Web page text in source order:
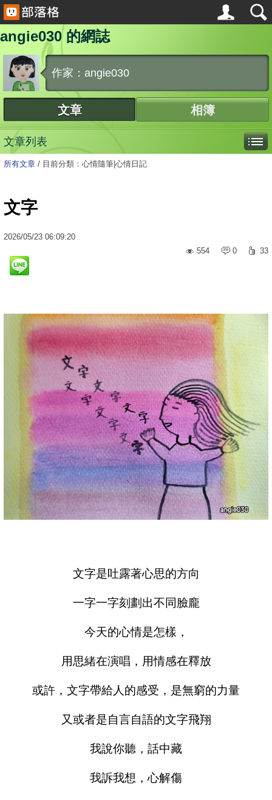
angie030 的網誌
作家：angie030
文章 相簿
文章列表
所有文章 / 目前分類：心情隨筆|心情日記
文字
2026/05/23 06:09:20
554
0 33
文字是吐露著心思的方向
一字一字刻劃出不同臉龐
今天的心情是怎樣，
用思緒在演唱，用情感在釋放
或許，文字帶給人的感受，是無窮的力量
又或者是自言自語的文字飛翔
我說你聽，話中藏
我訴我想，心解傷